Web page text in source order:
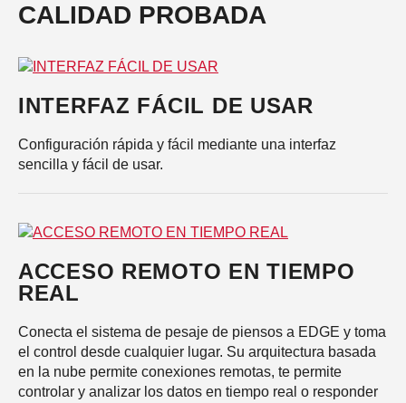
CALIDAD PROBADA
INTERFAZ FÁCIL DE USAR
Configuración rápida y fácil mediante una interfaz
sencilla y fácil de usar.
ACCESO REMOTO EN TIEMPO
REAL
Conecta el sistema de pesaje de piensos a EDGE y toma
el control desde cualquier lugar. Su arquitectura basada
en la nube permite conexiones remotas, te permite
controlar y analizar los datos en tiempo real o responder